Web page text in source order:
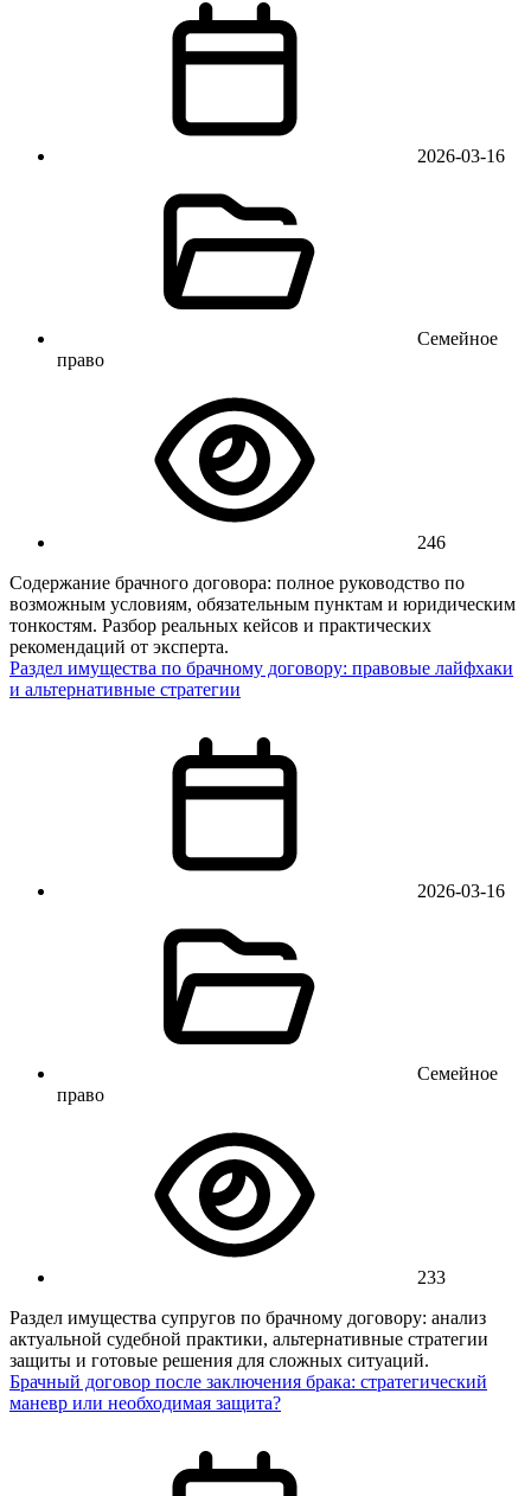
2026-03-16
Семейное
право
246
Содержание брачного договора: полное руководство по
возможным условиям, обязательным пунктам и юридическим
тонкостям. Разбор реальных кейсов и практических
рекомендаций от эксперта.
Раздел имущества по брачному договору: правовые лайфхаки
и альтернативные стратегии
2026-03-16
Семейное
право
233
Раздел имущества супругов по брачному договору: анализ
актуальной судебной практики, альтернативные стратегии
защиты и готовые решения для сложных ситуаций.
Брачный договор после заключения брака: стратегический
маневр или необходимая защита?